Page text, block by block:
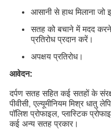
आसानी से हाथ मिलाना जो
सतह को बचाने में मदद
प्रतिरोध प्रदान करें।
अपक्षय प्रतिरोध।
आवेदन:
दर्पण सतह सहित कई सतहों के
पीवीसी, एल्यूमीनियम मिश्र धातु
पॉलिश प्रोफाइल, प्लास्टिक
कई अन्य सतह प्रकार।